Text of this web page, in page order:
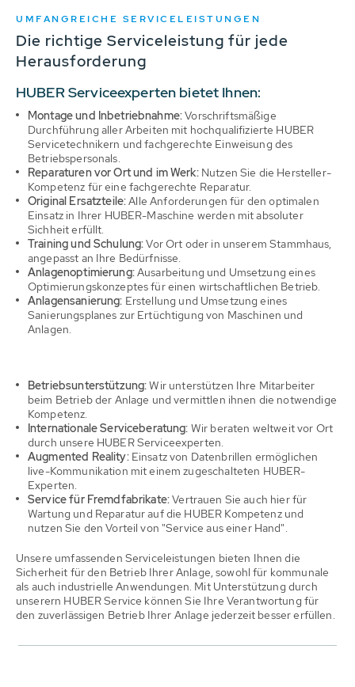
UMFANGREICHE SERVICELEISTUNGEN
Die richtige Serviceleistung für jede
Herausforderung
HUBER Serviceexperten bietet Ihnen:
Montage und Inbetriebnahme:Vorschriftsmäßige
Durchführung aller Arbeiten mit hochqualifizierte HUBER
Servicetechnikern und fachgerechte Einweisung des
Betriebspersonals.
Reparaturen vor Ort und im Werk:Nutzen Sie die Hersteller-
Kompetenz für eine fachgerechte Reparatur.
Original Ersatzteile:Alle Anforderungen für den optimalen
Einsatz in Ihrer HUBER-Maschine werden mit absoluter
Sichheit erfüllt.
Training und Schulung:Vor Ort oder in unserem Stammhaus,
angepasst an Ihre Bedürfnisse.
Anlagenoptimierung:Ausarbeitung und Umsetzung eines
Optimierungskonzeptes für einen wirtschaftlichen Betrieb.
Anlagensanierung: Erstellung und Umsetzung eines
Sanierungsplanes zur Ertüchtigung von Maschinen und
Anlagen.
Betriebsunterstützung:Wir unterstützen Ihre Mitarbeiter
beim Betrieb der Anlage und vermittlen ihnen die notwendige
Kompetenz.
Internationale Serviceberatung: Wir beraten weltweit vor Ort
durch unsere HUBER Serviceexperten.
Augmented Reality:Einsatz von Datenbrillen ermöglichen
live-Kommunikation mit einem zugeschalteten HUBER-
Experten.
Service für Fremdfabrikate:Vertrauen Sie auch hier für
Wartung und Reparatur auf die HUBER Kompetenz und
nutzen Sie den Vorteil von "Service aus einer Hand".
Unsere umfassenden Serviceleistungen bieten Ihnen die
Sicherheit für den Betrieb Ihrer Anlage, sowohl für kommunale
als auch industrielle Anwendungen. Mit Unterstützung durch
unserern HUBER Service können Sie Ihre Verantwortung für
den zuverlässigen Betrieb Ihrer Anlage jederzeit besser erfüllen.